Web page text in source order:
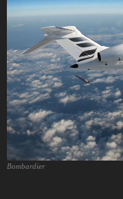
Bombardier